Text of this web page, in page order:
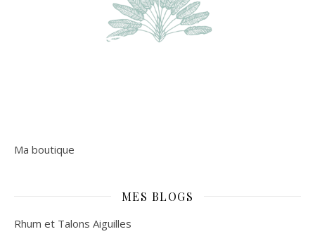
Ma boutique
MES BLOGS
Rhum et Talons Aiguilles